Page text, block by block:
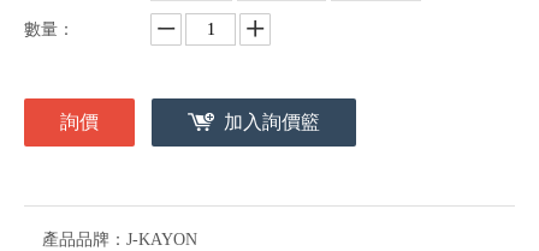
數量：
詢價 加入詢價籃
產品品牌： J-KAYON